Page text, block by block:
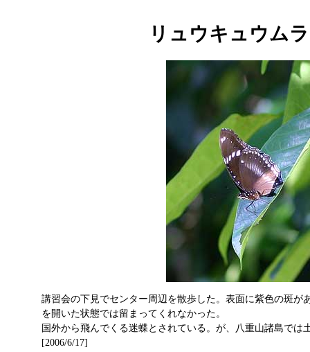
リュウキュウム
講習会の下見でセンター周辺を散歩した。表面に紫色の斑が
を開いた状態では留まってくれなかった。
国外から飛んでくる迷蝶とされている。が、八重山諸島では
[2006/6/17]